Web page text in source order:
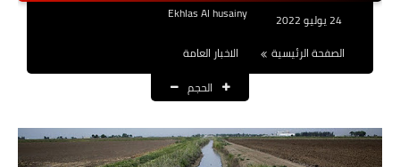
العقود والاجور اليومية
الرواتب
24 يوليو 2022
Ekhlas Al husainy
الصفحة الرئيسية
الاخبار العامة
الحجم